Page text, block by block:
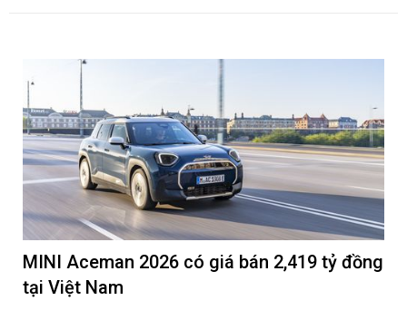
MINI Aceman 2026 có giá bán 2,419 tỷ đồng
tại Việt Nam